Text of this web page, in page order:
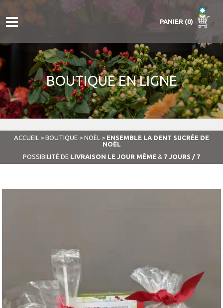
PANIER (0)
BOUTIQUE EN LIGNE
ACCUEIL > BOUTIQUE > NOËL > ENSEMBLE LA DENT SUCRÉE DE
NOËL
POSSIBILITÉ DE LIVRAISON LE JOUR MÊME & 7 JOURS / 7